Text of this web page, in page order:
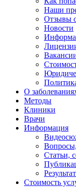
Наши
Отзывы
Новости
О
Методы
Клиники
Врачи
Информация
Статьи,
Стоимость